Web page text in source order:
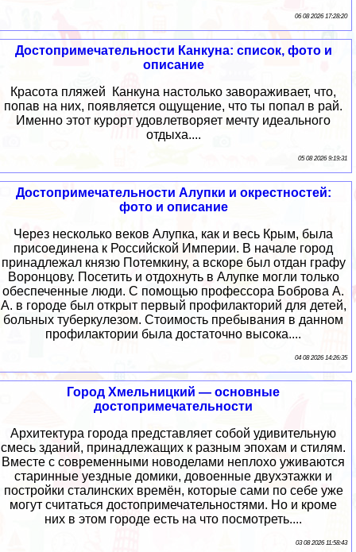
06 08 2026 17:28:20
Достопримечательности Канкуна: список, фото и
описание
Красота пляжей Канкуна настолько завораживает, что,
попав на них, появляется ощущение, что ты попал в рай.
Именно этот курорт удовлетворяет мечту идеального
отдыха....
05 08 2026 9:19:31
Достопримечательности Алупки и окрестностей:
фото и описание
Через несколько веков Алупка, как и весь Крым, была
присоединена к Российской Империи. В начале город
принадлежал князю Потемкину, а вскоре был отдан графу
Воронцову. Посетить и отдохнуть в Алупке могли только
обеспеченные люди. С помощью профессора Боброва А.
А. в городе был открыт первый профилакторий для детей,
больных туберкулезом. Стоимость пребывания в данном
профилактории была достаточно высока....
04 08 2026 14:26:35
Город Хмельницкий — основные
достопримечательности
Архитектура города представляет собой удивительную
смесь зданий, принадлежащих к разным эпохам и стилям.
Вместе с современными новоделами неплохо уживаются
старинные уездные домики, довоенные двухэтажки и
постройки сталинских времён, которые сами по себе уже
могут считаться достопримечательностями. Но и кроме
них в этом городе есть на что посмотреть....
03 08 2026 11:58:43